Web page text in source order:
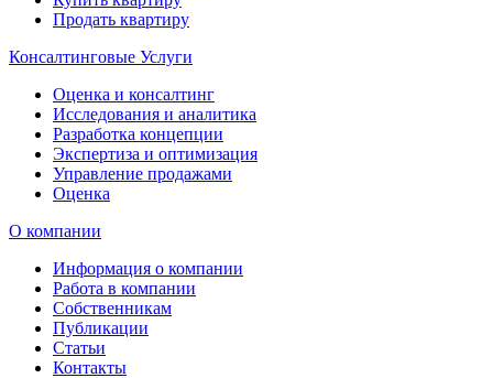
Продать квартиру
Консалтинговые Услуги
Оценка и консалтинг
Исследования и аналитика
Разработка концепции
Экспертиза и оптимизация
Управление продажами
Оценка
О компании
Информация о компании
Работа в компании
Собственникам
Публикации
Статьи
Контакты